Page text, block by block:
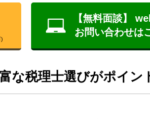
【無料面談】
お問い合わせは
な税理士選びがポイン